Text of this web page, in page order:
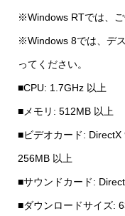
※Windows RTでは、ご
※Windows 8では、デ
ってください。
■CPU: 1.7GHz 以上
■メモリ: 512MB 以上
■ビデオカード:
256MB 以上
■サウンドカード:
■ダウンロードサイズ: